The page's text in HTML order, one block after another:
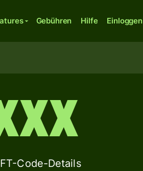
Gebühren Hilfe Einloggen
Code-Details